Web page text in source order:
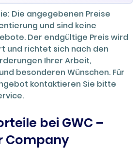
Die angegebenen Preise
und sind keine
Der endgültige Preis wird
und richtet sich nach den
Ihrer Arbeit,
besonderen Wünschen. Für
kontaktieren Sie bitte
bei GWC –
Company